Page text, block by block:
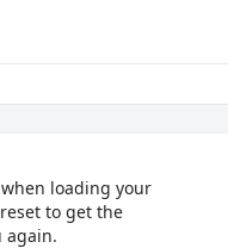
loading your
to get the
again.